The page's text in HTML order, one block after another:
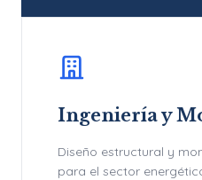
Ingeniería y
Diseño estructural y
para el sector